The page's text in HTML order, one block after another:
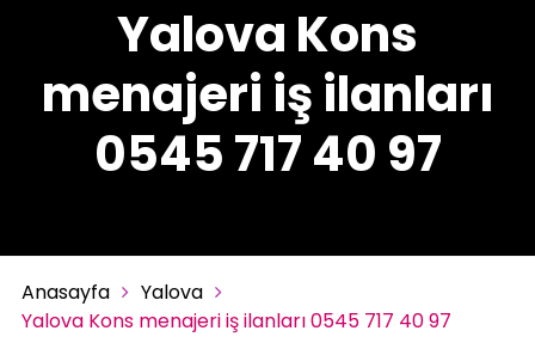
Yalova Kons
menajeri iş ilanları
0545 717 40 97
Anasayfa
Yalova
Yalova Kons menajeri iş ilanları 0545 717 40 97